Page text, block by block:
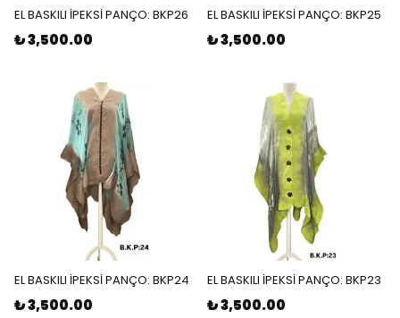
EL BASKILI İPEKSİ PANÇO: BKP26
₺ 3,500.00
EL BASKILI İPEKSİ PANÇO: BKP25
₺ 3,500.00
EL BASKILI İPEKSİ PANÇO: BKP24
₺ 3,500.00
EL BASKILI İPEKSİ PANÇO: BKP23
₺ 3,500.00